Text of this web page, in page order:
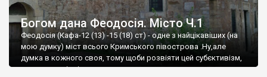
Богом дана Феодосія. Місто Ч.1
Феодосія (Кафа-12 (13) -15 (18) ст) - одне з найцікавіших (на
мою думку) міст всього Кримського півострова .Ну,але
думка в кожного своя, тому щоби розвіяти цей субєктивізм,
запрошую відвідати це